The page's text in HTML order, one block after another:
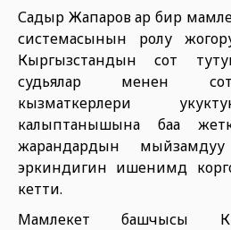
Садыр Жапаров ар бир
системасынын ролу
Кыргызстандын сот
судьялар менен
кызматкерлери
калыптанышына баа
жарандардын
эркиндигин ишенимдүү
кетти.
Мамлекет башчысы